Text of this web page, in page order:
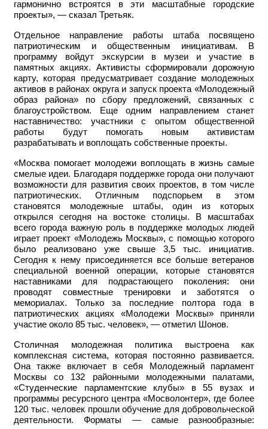
гармонично встроятся в эти масштабные городские
проекты», — сказал Третьяк.
Отдельное направление работы штаба посвящено
патриотическим и общественным инициативам. В
программу войдут экскурсии в музеи и участие в
памятных акциях. Активисты сформировали дорожную
карту, которая предусматривает создание молодежных
активов в районах округа и запуск проекта «Молодежный
образ района» по сбору предложений, связанных с
благоустройством. Еще одним направлением станет
наставничество: участники с опытом общественной
работы будут помогать новым активистам
разрабатывать и воплощать собственные проекты.
«Москва помогает молодежи воплощать в жизнь самые
смелые идеи. Благодаря поддержке города они получают
возможности для развития своих проектов, в том числе
патриотических. Отличным подспорьем в этом
становятся молодежные штабы, один из которых
открылся сегодня на востоке столицы. В масштабах
всего города важную роль в поддержке молодых людей
играет проект «Молодежь Москвы», с помощью которого
было реализовано уже свыше 3,5 тыс. инициатив.
Сегодня к нему присоединяется все больше ветеранов
специальной военной операции, которые становятся
наставниками для подрастающего поколения: они
проводят совместные тренировки и заботятся о
мемориалах. Только за последние полтора года в
патриотических акциях «Молодежи Москвы» приняли
участие около 85 тыс. человек», — отметил Шонов.
Столичная молодежная политика выстроена как
комплексная система, которая постоянно развивается.
Она также включает в себя Молодежный парламент
Москвы со 132 районными молодежными палатами,
«Студенческие парламентские клубы» в 55 вузах и
программы ресурсного центра «Мосволонтер», где более
120 тыс. человек прошли обучение для добровольческой
деятельности. Форматы — самые разнообразные: